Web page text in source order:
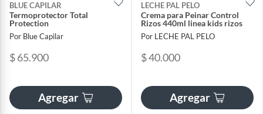
BLUE CAPILAR
Termoprotector Total
Protection
Por Blue Capilar
$ 65.900
Agregar
LECHE PAL PELO
Crema para Peinar Control
Rizos 440ml linea kids rizos
Por LECHE PAL PELO
$ 40.000
Agregar